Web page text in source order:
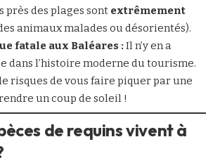
près des plages sont extrêmement
animaux malades ou désorientés).
fatale aux Baléares : Il n’y en a
dans l’histoire moderne du tourisme.
risques de vous faire piquer par une
un coup de soleil !
de requins vivent à